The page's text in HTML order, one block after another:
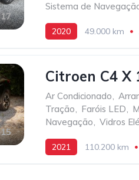
17
Sistema de
2020 49.000 km
15
Citroen C4 X
Ar Condicionado,
Tração, Faróis LED,
Navegação, Vidros
2021 110.200 km